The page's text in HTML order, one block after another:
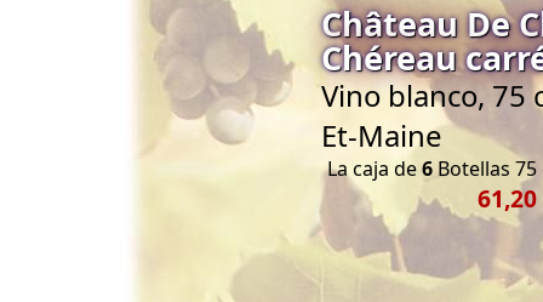
Château De
Chéreau
Vino blanco, 75
Et-Maine
La caja de6 Botellas 75
61,20